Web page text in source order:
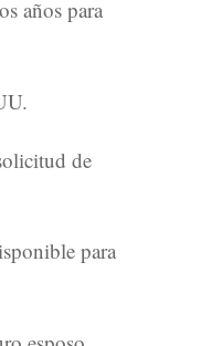
años para
de
para